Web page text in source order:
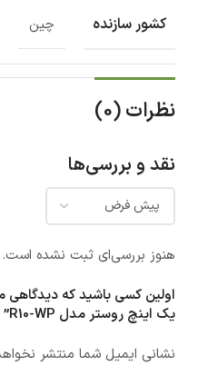
کشور سازنده چین
نظرات (0)
نقد و بررسی‌ها
هنوز بررسی‌ای ثبت نشده است.
اولین کسی باشید که
یک اینچ روستر مدل R10-WP”
نشانی ایمیل شما منتشر